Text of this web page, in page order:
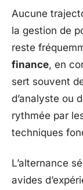
Aucune
la gestion de
reste
finance, en
sert souvent
d’analyste ou
rythmée par
techniques
L’alternance
avides